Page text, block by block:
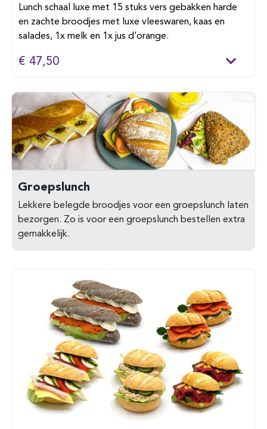
Lunch schaal luxe met 15 stuks vers gebakken harde
en zachte broodjes met luxe vleeswaren, kaas en
salades, 1x melk en 1x jus d’orange.
€ 47,50
Groepslunch
Lekkere belegde broodjes voor een groepslunch laten
bezorgen. Zo is voor een groepslunch bestellen extra
gemakkelijk.